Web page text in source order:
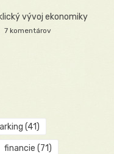
vývoj ekonomiky
7 komentárov
(41)
financie (71)